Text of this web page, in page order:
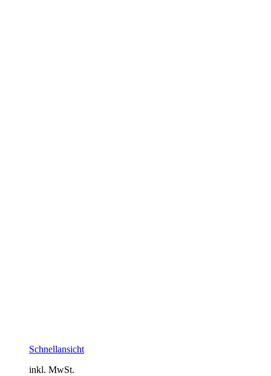
Schnellansicht
inkl. MwSt.